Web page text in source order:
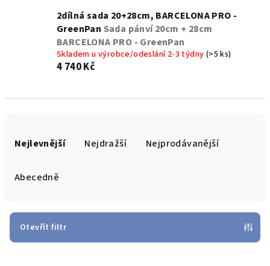
2dílná sada 20+28cm, BARCELONA PRO -
GreenPan Sada pánví 20cm + 28cm
BARCELONA PRO - GreenPan
Skladem u výrobce/odeslání 2-3 týdny (>5 ks)
4 740 Kč
r
Nejlevnější Nejdražší Nejprodávanější
Abecedně
Otevřít filtr